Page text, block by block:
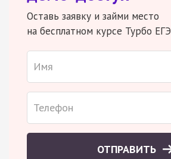
Оставь заявку и займи место
на бесплатном курсе Турбо ЕГЭ
ОТПРАВИТЬ